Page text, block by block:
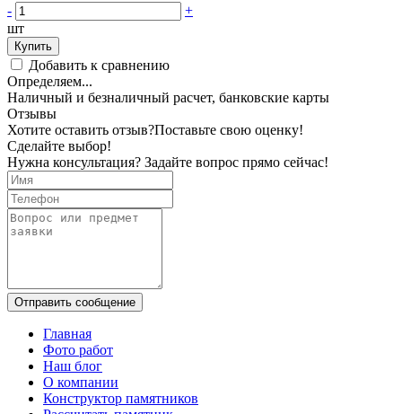
-
+
шт
Купить
Добавить к сравнению
Определяем...
Наличный и безналичный расчет, банковские карты
Отзывы
Хотите оставить отзыв?Поставьте свою оценку!
Сделайте выбор!
Нужна консультация? Задайте вопрос прямо сейчас!
Отправить сообщение
Главная
Фото работ
Наш блог
О компании
Конструктор памятников